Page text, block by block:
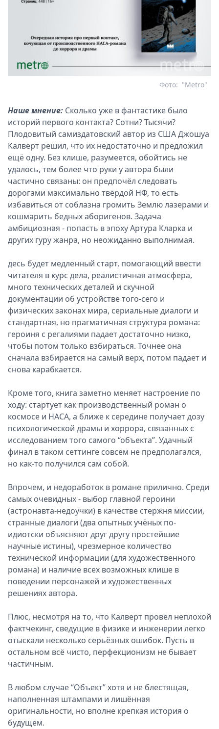
"Metro"
Фото:
Наше мнение: Сколько уже в фантастике было
историй первого контакта? Сотни? Тысячи?
Плодовитый самиздатовский автор из США Джошуа
Калверт решил, что их недостаточно и предложил
ещё одну. Без клише, разумеется, обойтись не
удалось, тем более что руки у автора были
частично связаны: он предпочёл следовать
дорогами максимально твёрдой НФ, то есть
избавиться от соблазна громить Землю лазерами и
кошмарить бедных аборигенов. Задача
амбициозная - попасть в эпоху Артура Кларка и
других гуру жанра, но неожиданно выполнимая.
десь будет медленный старт, помогающий ввести
читателя в курс дела, реалистичная атмосфера,
много технических деталей и скучной
документации об устройстве того-сего и
физических законах мира, сериальные диалоги и
стандартная, но прагматичная структура романа:
героиня с регалиями падает достаточно низко,
чтобы потом только взбираться. Точнее она
сначала взбирается на самый верх, потом падает и
снова карабкается.
Кроме того, книга заметно меняет настроение по
ходу: стартует как производственный роман о
космосе и НАСА, а ближе к середине получает дозу
психологической драмы и хоррора, связанных с
исследованием того самого “объекта”. Удачный
финал в таком сеттинге совсем не предполагался,
но как-то получился сам собой.
Впрочем, и недоработок в романе прилично. Среди
самых очевидных - выбор главной героини
(астронавта-недоучки) в качестве стержня миссии,
странные диалоги (два опытных учёных по-
идиотски объясняют друг другу простейшие
научные истины), чрезмерное количество
технической информации (для художественного
романа) и наличие всех возможных клише в
поведении персонажей и художественных
решениях автора.
Плюс, несмотря на то, что Калверт провёл неплохой
фактчекинг, сведущие в физике и инженерии легко
отыскали несколько серьёзных ошибок. Пусть в
остальном всё чисто, перфекционизм не бывает
частичным.
В любом случае “Объект” хотя и не блестящая,
наполненная штампами и лишённая
оригинальности, но вполне крепкая история о
будущем.